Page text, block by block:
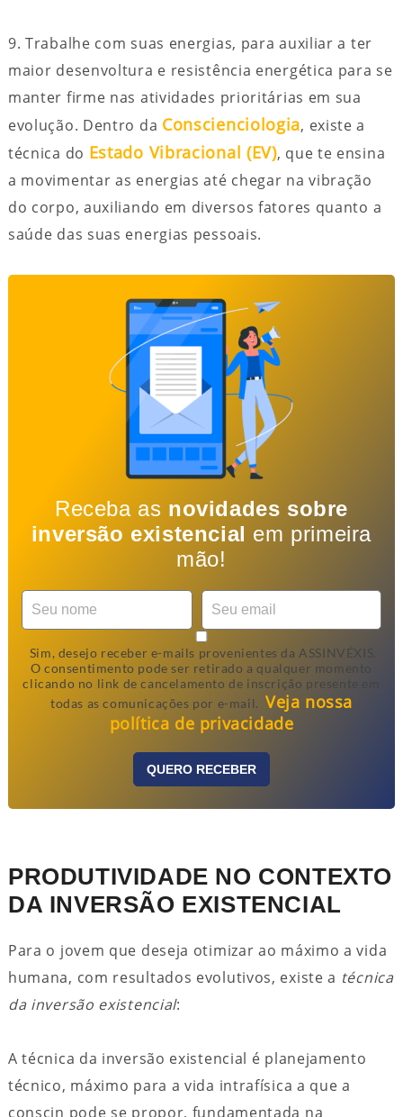
9. Trabalhe com suas energias, para auxiliar a ter
maior desenvoltura e resistência energética para se
manter firme nas atividades prioritárias em sua
evolução. Dentro da Conscienciologia, existe a
técnica do Estado Vibracional (EV), que te ensina
a movimentar as energias até chegar na vibração
do corpo, auxiliando em diversos fatores quanto a
saúde das suas energias pessoais.
Receba as novidades sobre
inversão existencial em primeira
mão!
Sim, desejo receber e-mails provenientes da ASSINVÉXIS.
O consentimento pode ser retirado a qualquer momento
clicando no link de cancelamento de inscrição presente em
todas as comunicações por e-mail. Veja nossa
política de privacidade
QUERO RECEBER
PRODUTIVIDADE NO CONTEXTO
DA INVERSÃO EXISTENCIAL
Para o jovem que deseja otimizar ao máximo a vida
humana, com resultados evolutivos, existe a técnica
da inversão existencial:
A técnica da inversão existencial é planejamento
técnico, máximo para a vida intrafísica a que a
conscin pode se propor, fundamentada na